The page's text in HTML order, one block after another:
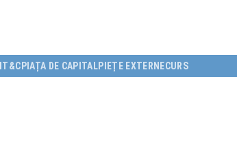
IT&C PIAȚA DE CAPITALPIEȚE EXTERNECURS